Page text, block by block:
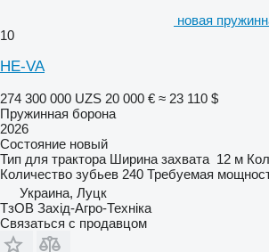
новая
10
HE-VA
274 300 000 UZS 20 000 € ≈ 23 110 $
Пружинная борона
2026
Состояние новый
Тип для трактора Ширина захвата 12 м
Количество зубьев 240 Требуемая
Украина, Луцк
ТзОВ Захід-Агро-Техніка
Связаться с продавцом